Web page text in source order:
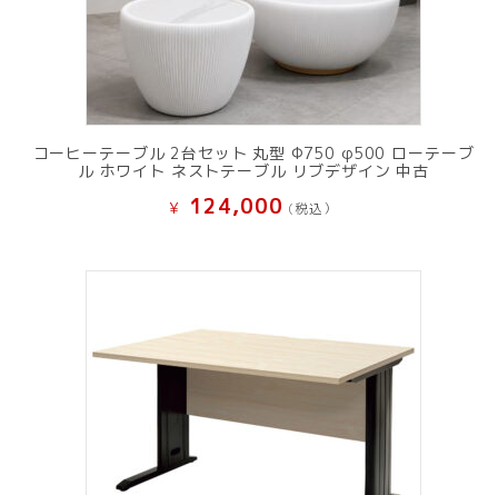
コーヒーテーブル 2台セット 丸型 Φ750 φ500 ローテーブ
ル ホワイト ネストテーブル リブデザイン 中古
¥ 124,000 (税込）